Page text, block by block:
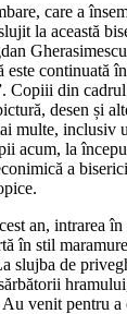
care a
la această
continuată
Copiii din
desen și
multe, inclusiv
acum, la
a
an, intrarea
în stil
slujba de
venit pentru a